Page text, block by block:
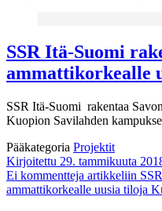
SSR Itä-Suomi
ammattikorkealle
SSR Itä-Suomi rakentaa
Kuopion Savilahden
Pääkategoria Projektit
Kirjoitettu 29. tammikuuta
Ei kommentteja artikkeliin
ammattikorkealle uusia tiloja